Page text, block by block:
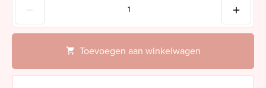
Toevoegen aan winkelwagen